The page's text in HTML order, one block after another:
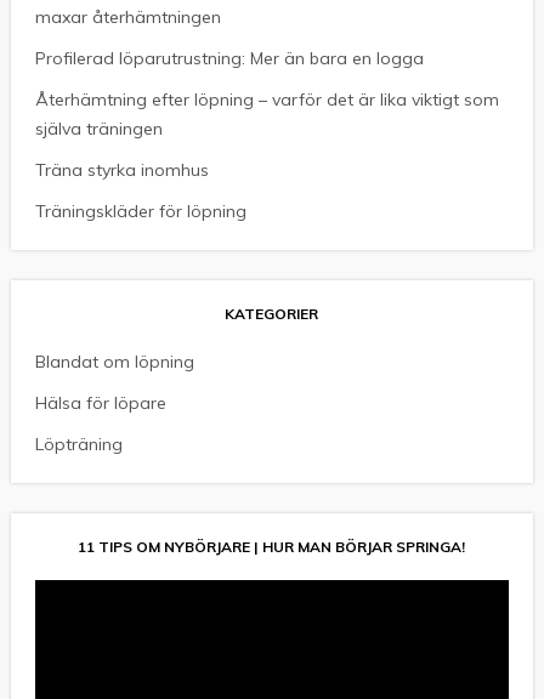
maxar återhämtningen
Profilerad löparutrustning: Mer än bara en logga
Återhämtning efter löpning – varför det är lika viktigt som
själva träningen
Träna styrka inomhus
Träningskläder för löpning
KATEGORIER
Blandat om löpning
Hälsa för löpare
Löpträning
11 TIPS OM NYBÖRJARE | HUR MAN BÖRJAR SPRINGA!